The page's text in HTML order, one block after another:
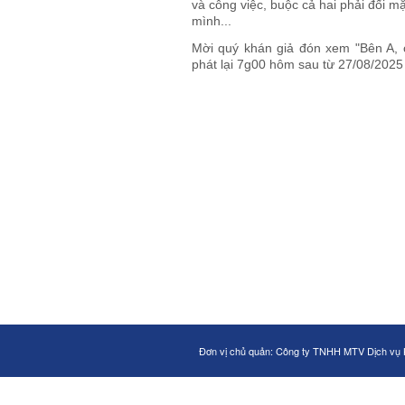
và công việc, buộc cả hai phải đối
mình...
Mời quý khán giả đón xem "Bên
phát lại 7g00 hôm sau từ 27/08/
Đơn vị chủ quản: Công ty TNHH MTV Dịch vụ